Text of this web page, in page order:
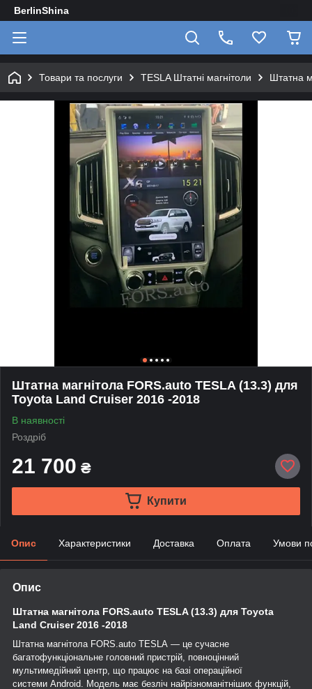
BerlinShina
Товари та послуги TESLA Штатні магнітоли Штатна
Штатна магнітола FORS.auto TESLA (13.3) для
Toyota Land Cruiser 2016 -2018
В наявності
Роздріб
21 700 ₴
Купити
Опис Характеристики Доставка Оплата Умови
Опис
Штатна магнітола FORS.auto TESLA (13.3) для Toyota
Land Cruiser 2016 -2018
Штатна магнітола FORS auto TESLA — це сучасне
багатофункціональне головний пристрій, повноцінний
мультимедійний центр, що працює на базі операційної
системи Android . Модель має безліч найрізноманітніших функцій,